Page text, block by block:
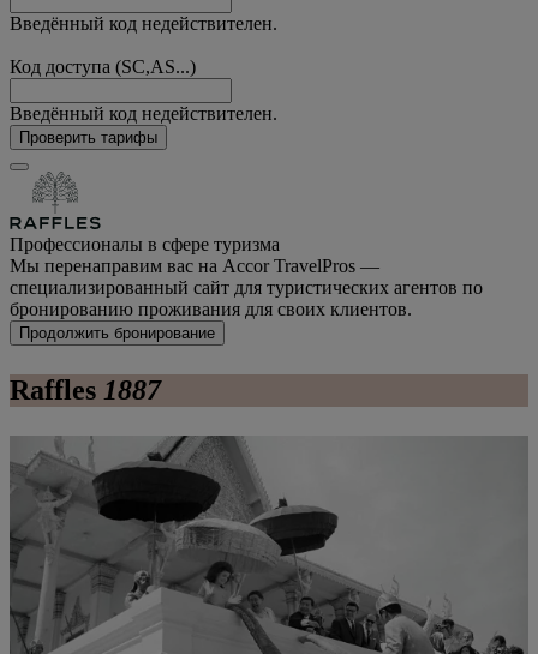
Введённый код недействителен.
Код доступа (SC,AS...)
Введённый код недействителен.
Проверить тарифы
Профессионалы в сфере туризма
Мы перенаправим вас на Accor TravelPros —
специализированный сайт для туристических агентов по
бронированию проживания для своих клиентов.
Продолжить бронирование
Raffles 1887